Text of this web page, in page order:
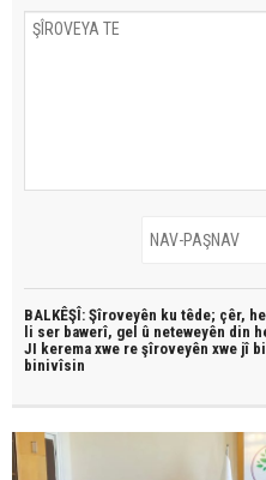
BALKÊŞÎ: Şîroveyên ku têde; çêr,
li ser bawerî, gel û neteweyên din
JI kerema xwe re şîroveyên xwe jî bi
binivîsin